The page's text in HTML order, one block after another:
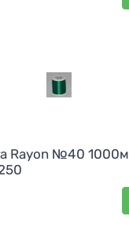
Rayon №40 1000м